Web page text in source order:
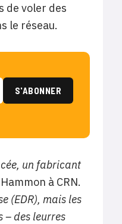
de voler des
le réseau.
un fabricant
à CRN.
(EDR), mais les
– des leurres